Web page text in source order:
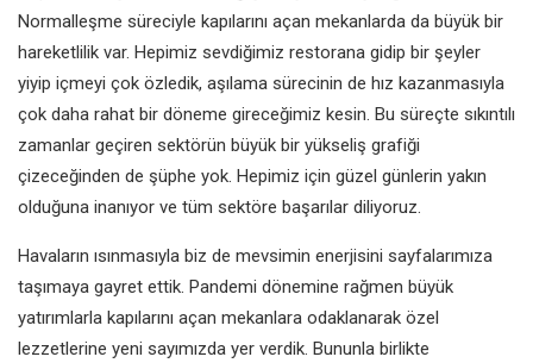
Normalleşme süreciyle kapılarını açan mekanlarda da büyük bir
hareketlilik var. Hepimiz sevdiğimiz restorana gidip bir şeyler
yiyip içmeyi çok özledik, aşılama sürecinin de hız kazanmasıyla
çok daha rahat bir döneme gireceğimiz kesin. Bu süreçte sıkıntılı
zamanlar geçiren sektörün büyük bir yükseliş grafiği
çizeceğinden de şüphe yok. Hepimiz için güzel günlerin yakın
olduğuna inanıyor ve tüm sektöre başarılar diliyoruz.
Havaların ısınmasıyla biz de mevsimin enerjisini sayfalarımıza
taşımaya gayret ettik. Pandemi dönemine rağmen büyük
yatırımlarla kapılarını açan mekanlara odaklanarak özel
lezzetlerine yeni sayımızda yer verdik. Bununla birlikte